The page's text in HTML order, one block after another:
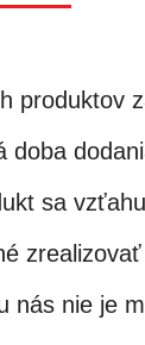
produktov
doba
sa
nás nie je